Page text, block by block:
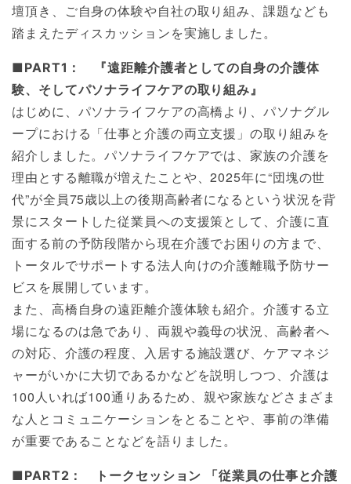
壇頂き、ご自身の体験や自社の取り組み、課題なども
踏まえたディスカッションを実施しました。
■PART1： 『遠距離介護者としての自身の介護体
験、そしてパソナライフケアの取り組み』
はじめに、パソナライフケアの高橋より、パソナグル
ープにおける「仕事と介護の両立支援」の取り組みを
紹介しました。パソナライフケアでは、家族の介護を
理由とする離職が増えたことや、2025年に“団塊の世
代”が全員75歳以上の後期高齢者になるという状況を背
景にスタートした従業員への支援策として、介護に直
面する前の予防段階から現在介護でお困りの方まで、
トータルでサポートする法人向けの介護離職予防サー
ビスを展開しています。
また、高橋自身の遠距離介護体験も紹介。介護する立
場になるのは急であり、両親や義母の状況、高齢者へ
の対応、介護の程度、入居する施設選び、ケアマネジ
ャーがいかに大切であるかなどを説明しつつ、介護は
100人いれば100通りあるため、親や家族などさまざま
な人とコミュニケーションをとることや、事前の準備
が重要であることなどを語りました。
■PART2： トークセッション 「従業員の仕事と介護